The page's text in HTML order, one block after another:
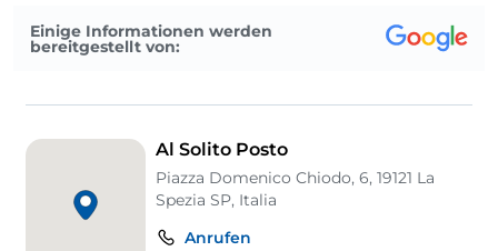
Einige Informationen werden
bereitgestellt von:
Al Solito Posto
Piazza Domenico Chiodo, 6, 19121 La
Spezia SP, Italia
Anrufen